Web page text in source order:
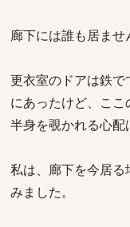
廊下には誰も居ませ
更衣室のドアは鉄
にあったけど、こ
半身を覗かれる心配
私は、廊下を今居
みました。